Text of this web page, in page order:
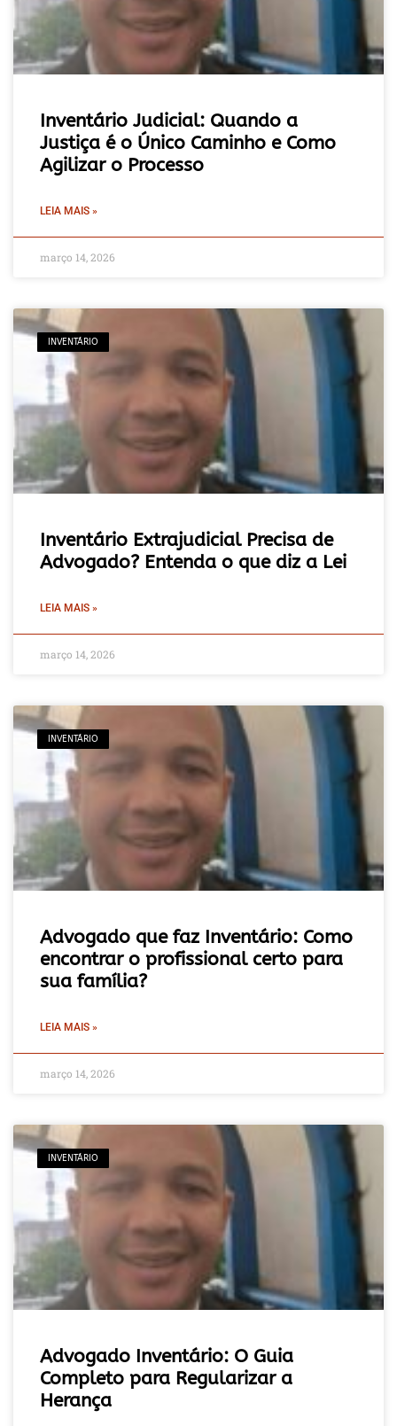
Inventário Judicial: Quando a
Justiça é o Único Caminho e Como
Agilizar o Processo
LEIA MAIS »
março 14, 2026
INVENTÁRIO
Inventário Extrajudicial Precisa de
Advogado? Entenda o que diz a Lei
LEIA MAIS »
março 14, 2026
INVENTÁRIO
Advogado que faz Inventário: Como
encontrar o profissional certo para
sua família?
LEIA MAIS »
março 14, 2026
INVENTÁRIO
Advogado Inventário: O Guia
Completo para Regularizar a
Herança